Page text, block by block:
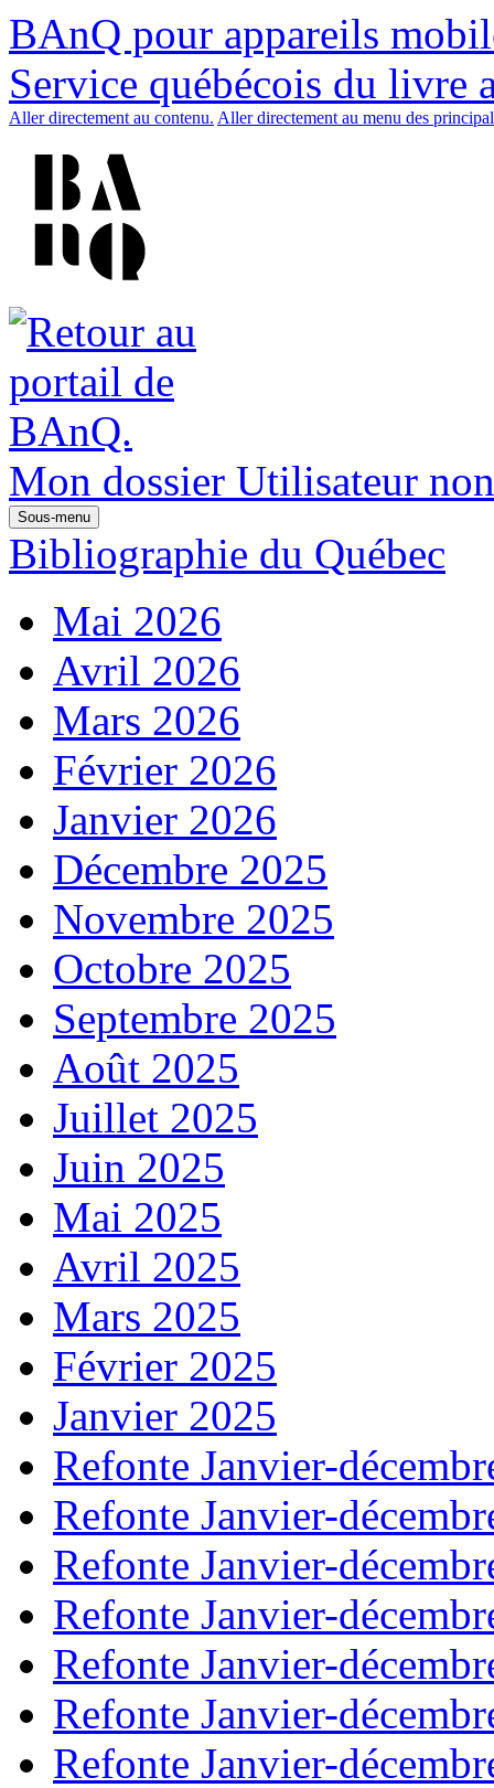
BAnQ pour appareils
Service québécois du livre
Aller directement au contenu. Aller directement au menu des
Mon dossier Utilisateur
Sous-menu
Bibliographie du Québec
Mai 2026
Avril 2026
Mars 2026
Février 2026
Janvier 2026
Décembre 2025
Novembre 2025
Octobre 2025
Septembre 2025
Août 2025
Juillet 2025
Juin 2025
Mai 2025
Avril 2025
Mars 2025
Février 2025
Janvier 2025
Refonte Janvier-
Refonte Janvier-
Refonte Janvier-
Refonte Janvier-
Refonte Janvier-
Refonte Janvier-
Refonte Janvier-